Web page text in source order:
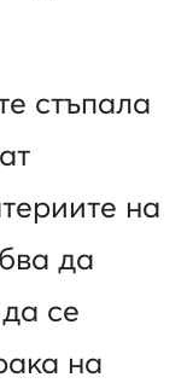
стъпала
на
да
се
на